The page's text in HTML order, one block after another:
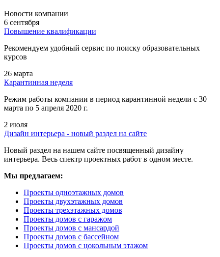
Новости компании
6 сентября
Повышение квалификации
Рекомендуем удобный сервис по поиску образовательных
курсов
26 марта
Карантинная неделя
Режим работы компании в период карантинной недели c 30
марта по 5 апреля 2020 г.
2 июля
Дизайн интерьера - новый раздел на сайте
Новый раздел на нашем сайте посвященный дизайну
интерьера. Весь спектр проектных работ в одном месте.
Мы предлагаем:
Проекты одноэтажных домов
Проекты двухэтажных домов
Проекты трехэтажных домов
Проекты домов с гаражом
Проекты домов с мансардой
Проекты домов с бассейном
Проекты домов с цокольным этажом